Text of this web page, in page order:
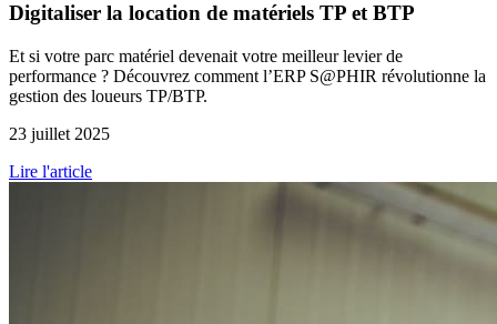
Digitaliser la location de matériels TP et BTP
Et si votre parc matériel devenait votre meilleur levier de
performance ? Découvrez comment l’ERP S@PHIR révolutionne la
gestion des loueurs TP/BTP.
23 juillet 2025
Lire l'article